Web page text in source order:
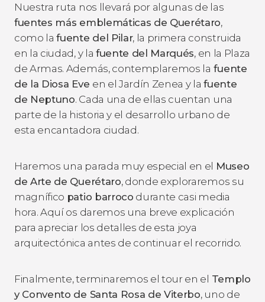
Nuestra ruta nos llevará por algunas de las
fuentes más emblemáticas de Querétaro,
como lafuente del Pilar, la primera construida
en la ciudad, y la fuente del Marqués, en la Plaza
de Armas. Además, contemplaremos la fuente
de la Diosa Eve en el Jardín Zenea y lafuente
de Neptuno. Cada una de ellas cuentan una
parte de la historia y el desarrollo urbano de
esta encantadora ciudad.
Haremos una parada muy especial en el Museo
de Arte de Querétaro, donde exploraremos su
magnífico patio barroco durante casi media
hora. Aquí os daremos una breve explicación
para apreciar los detalles de esta joya
arquitectónica antes de continuar el recorrido.
Finalmente, terminaremos el tour en el Templo
y Convento de Santa Rosa de Viterbo, uno de